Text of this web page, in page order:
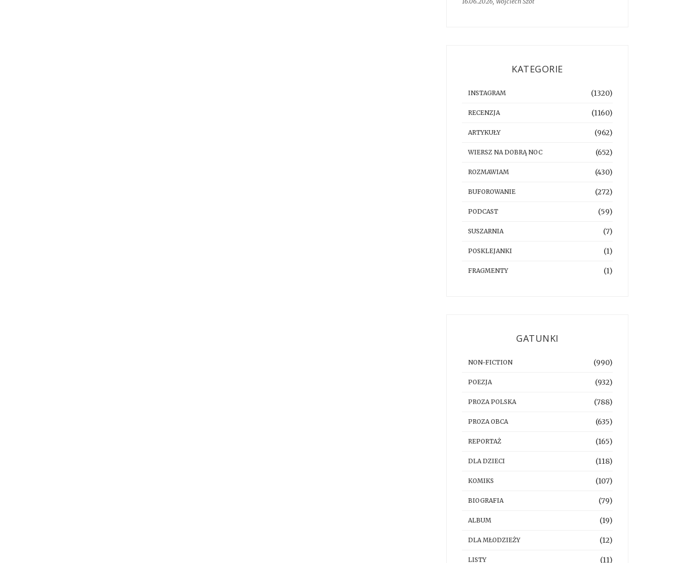
KATEGORIE
INSTAGRAM (1320)
RECENZJA (1160)
ARTYKUŁY (962)
WIERSZ NA DOBRĄ NOC (652)
ROZMAWIAM (430)
BUFOROWANIE (272)
PODCAST (59)
SUSZARNIA (7)
POSKLEJANKI (1)
FRAGMENTY (1)
GATUNKI
NON-FICTION (990)
POEZJA (932)
PROZA POLSKA (788)
PROZA OBCA (635)
REPORTAŻ (165)
DLA DZIECI (118)
KOMIKS (107)
BIOGRAFIA (79)
ALBUM (19)
DLA MŁODZIEŻY (12)
LISTY (11)